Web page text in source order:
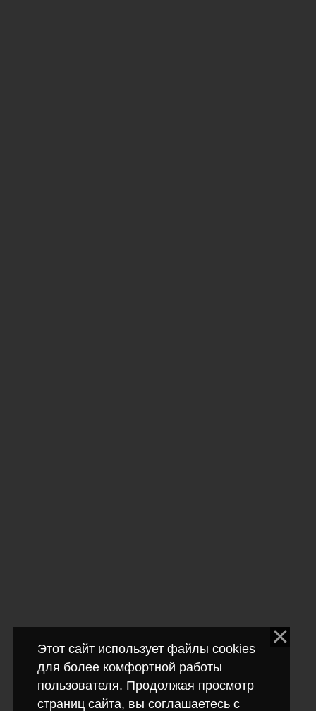
Этот сайт использует файлы cookies
для более комфортной работы
пользователя. Продолжая просмотр
страниц сайта, вы соглашаетесь с